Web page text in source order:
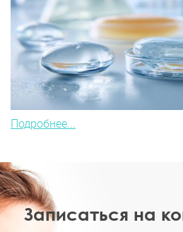
Подробнее...
Записаться на